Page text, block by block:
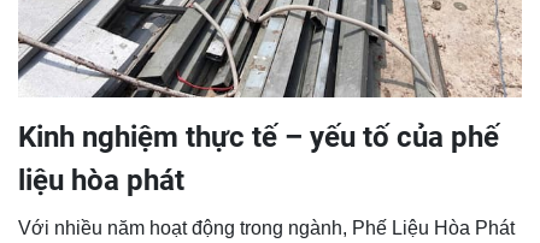
Kinh nghiệm thực tế – yếu tố của phế
liệu hòa phát
Với nhiều năm hoạt động trong ngành, Phế Liệu Hòa Phát